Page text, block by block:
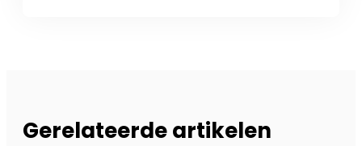
Gerelateerde artikelen